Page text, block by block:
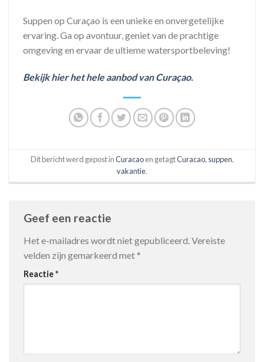
Suppen op Curaçao is een unieke en onvergetelijke
ervaring. Ga op avontuur, geniet van de prachtige
omgeving en ervaar de ultieme watersportbeleving!
Bekijk hier het hele aanbod van Curaçao.
Dit bericht werd gepost inCuracaoen getagtCuracao, suppen,
vakantie.
Geef een reactie
Het e-mailadres wordt niet gepubliceerd. Vereiste
velden zijn gemarkeerd met *
Reactie*